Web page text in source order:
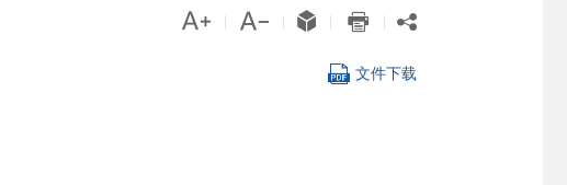
    
 文件下载